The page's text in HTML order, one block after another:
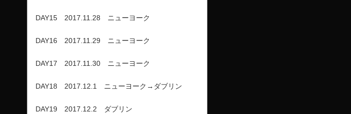
DAY15 2017.11.28 ニューヨーク
DAY16 2017.11.29 ニューヨーク
DAY17 2017.11.30 ニューヨーク
DAY18 2017.12.1 ニューヨーク→ダブリン
DAY19 2017.12.2 ダブリン